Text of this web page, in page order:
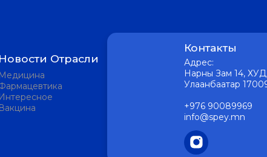
Новости Отрасли
Медицина
Интересное
Вакцина
Контакты
Адрес:
Нарны Зам 14, ХУД
Улаанбаатар
+976 90089969
info@spey.mn